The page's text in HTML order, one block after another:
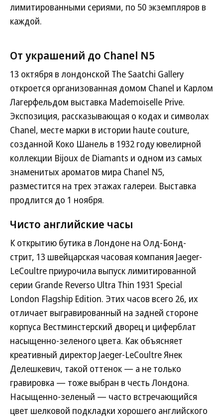
лимитированными сериями, по 50 экземпляров в
каждой.
От украшений до Chanel N5
13 октября в лондонской The Saatchi Gallery
откроется организованная домом Chanel и Карлом
Лагерфельдом выставка Mademoiselle Prive.
Экспозиция, рассказывающая о кодах и символах
Chanel, месте марки в истории haute couture,
созданной Коко Шанель в 1932 году ювелирной
коллекции Bijoux de Diamants и одном из самых
знаменитых ароматов мира Chanel N5,
разместится на трех этажах галереи. Выставка
продлится до 1 ноября.
Чисто английские часы
К открытию бутика в Лондоне на Олд-Бонд-
стрит, 13 швейцарская часовая компания Jaeger-
LeCoultre приурочила выпуск лимитированной
серии Grande Reverso Ultra Thin 1931 Special
London Flagship Edition. Этих часов всего 26, их
отличает выгравированный на задней стороне
корпуса Вестминстерский дворец и циферблат
насыщенно-зеленого цвета. Как объясняет
креативный директор Jaeger-LeCoultre Янек
Делешкевич, такой оттенок — а не только
гравировка — тоже выбран в честь Лондона.
Насыщенно-зеленый — часто встречающийся
цвет шелковой подкладки хорошего английского